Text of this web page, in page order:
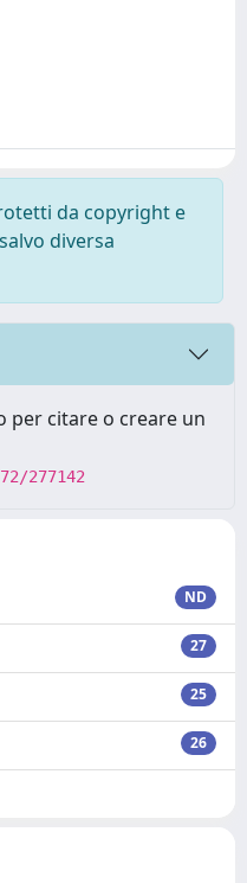
da copyright e
diversa
per citare o creare un
277142
ND
27
25
26